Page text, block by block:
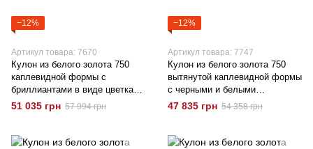
−12%
Артикул товара: 7670
Кулон из белого золота 750
каплевидной формы с
бриллиантами в виде цветка
KU07128
51 035 грн 57 994 грн
−12%
Артикул товара: 7747
Кулон из белого золота 750
вытянутой каплевидной формы
с черными и белыми
бриллиантами KU08462
47 835 грн 54 358 грн